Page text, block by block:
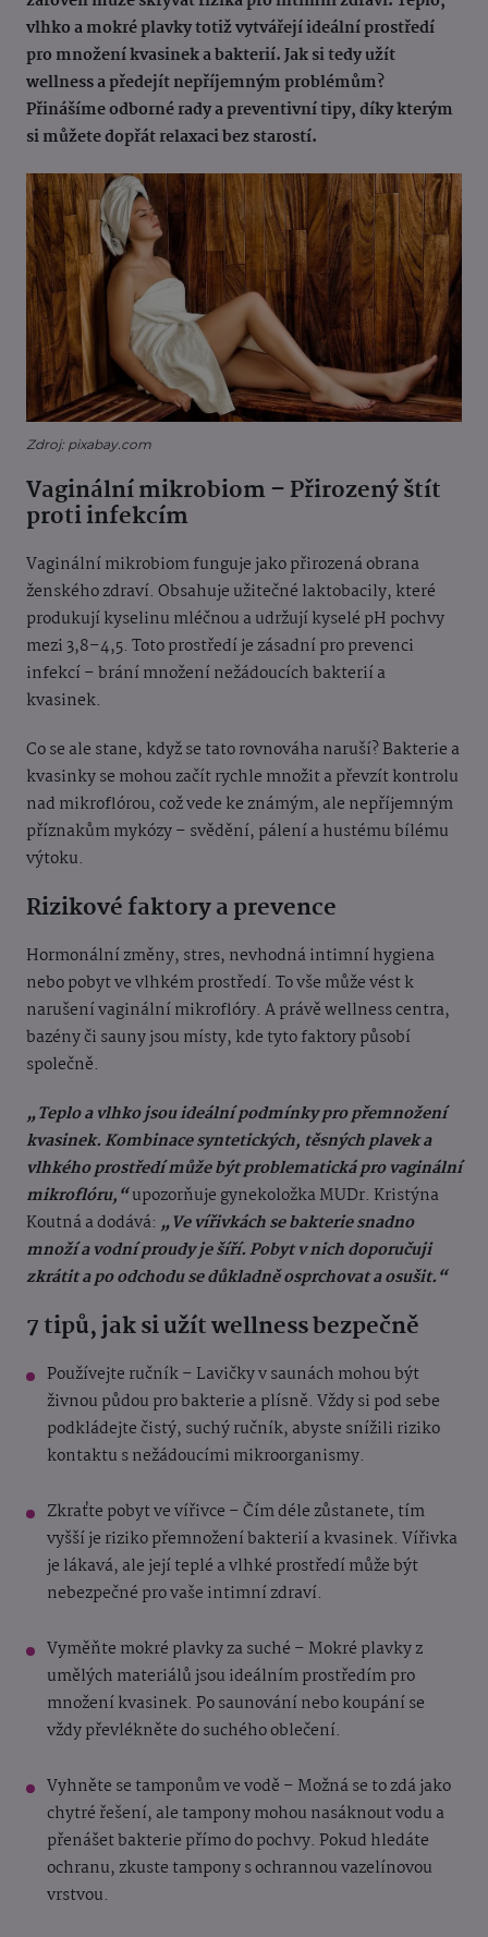
vlhko a mokré plavky totiž vytvářejí ideální prostředí
pro množení kvasinek a bakterií. Jak si tedy užít
wellness a předejít nepříjemným problémům?
Přinášíme odborné rady a preventivní tipy, díky kterým
si můžete dopřát relaxaci bez starostí.
Zdroj: pixabay.com
Vaginální mikrobiom – Přirozený štít
proti infekcím
Vaginální mikrobiom funguje jako přirozená obrana
ženského zdraví. Obsahuje užitečné laktobacily, které
produkují kyselinu mléčnou a udržují kyselé pH pochvy
mezi 3,8–4,5. Toto prostředí je zásadní pro prevenci
infekcí – brání množení nežádoucích bakterií a
kvasinek.
Co se ale stane, když se tato rovnováha naruší? Bakterie a
kvasinky se mohou začít rychle množit a převzít kontrolu
nad mikroflórou, což vede ke známým, ale nepříjemným
příznakům mykózy – svědění, pálení a hustému bílému
výtoku.
Rizikové faktory a prevence
Hormonální změny, stres, nevhodná intimní hygiena
nebo pobyt ve vlhkém prostředí. To vše může vést k
narušení vaginální mikroflóry. A právě wellness centra,
bazény či sauny jsou místy, kde tyto faktory působí
společně.
„Teplo a vlhko jsou ideální podmínky pro přemnožení
kvasinek. Kombinace syntetických, těsných plavek a
vlhkého prostředí může být problematická pro vaginální
mikroflóru,“upozorňuje gynekoložka MUDr. Kristýna
Koutná a dodává: „Ve vířivkách se bakterie snadno
množí a vodní proudy je šíří. Pobyt v nich doporučuji
zkrátit a po odchodu se důkladně osprchovat a osušit.“
7 tipů, jak si užít wellness bezpečně
Používejte ručník – Lavičky v saunách mohou být
živnou půdou pro bakterie a plísně. Vždy si pod sebe
podkládejte čistý, suchý ručník, abyste snížili riziko
kontaktu s nežádoucími mikroorganismy.
Zkraťte pobyt ve vířivce – Čím déle zůstanete, tím
vyšší je riziko přemnožení bakterií a kvasinek. Vířivka
je lákavá, ale její teplé a vlhké prostředí může být
nebezpečné pro vaše intimní zdraví.
Vyměňte mokré plavky za suché – Mokré plavky z
umělých materiálů jsou ideálním prostředím pro
množení kvasinek. Po saunování nebo koupání se
vždy převlékněte do suchého oblečení.
Vyhněte se tamponům ve vodě – Možná se to zdá jako
chytré řešení, ale tampony mohou nasáknout vodu a
přenášet bakterie přímo do pochvy. Pokud hledáte
ochranu, zkuste tampony s ochrannou vazelínovou
vrstvou.